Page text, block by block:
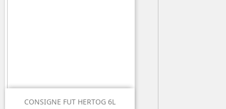
 Quick view
CONSIGNE FUT HERTOG 6L